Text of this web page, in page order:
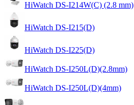
HiWatch DS-I214W(C) (2.8 mm)
HiWatch DS-I215(D)
HiWatch DS-I225(D)
HiWatch DS-I250L(D)(2.8mm)
HiWatch DS-I250L(D)(4mm)